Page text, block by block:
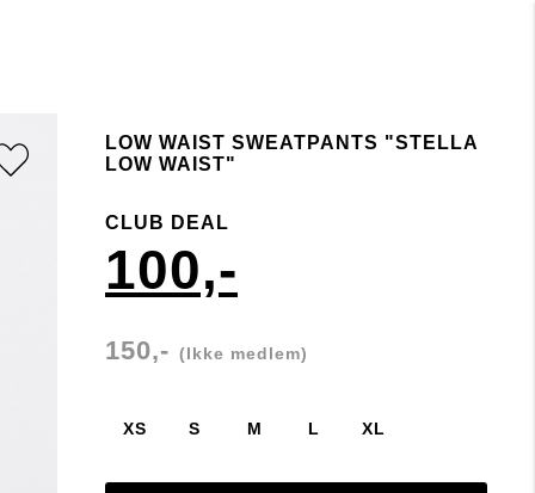
LOW WAIST SWEATPANTS "STELLA
LOW WAIST"
CLUB DEAL
100,-
150,- (Ikke medlem)
XS S M L XL